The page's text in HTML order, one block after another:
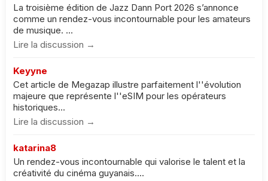
La troisième édition de Jazz Dann Port 2026 s’annonce
comme un rendez-vous incontournable pour les amateurs
de musique. ...
Lire la discussion →
Keyyne
Cet article de Megazap illustre parfaitement l''évolution
majeure que représente l''eSIM pour les opérateurs
historiques...
Lire la discussion →
katarina8
Un rendez-vous incontournable qui valorise le talent et la
créativité du cinéma guyanais....